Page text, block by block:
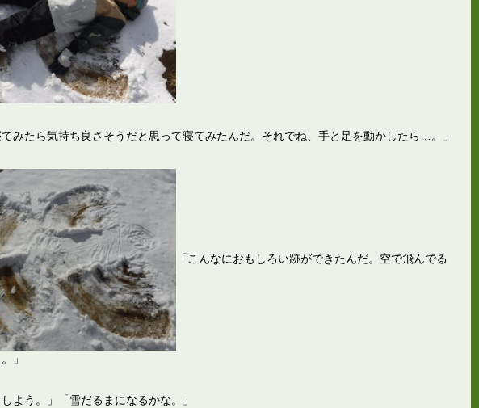
てみたら気持ち良さそうだと思って寝てみたんだ。それでね、手と足を動かしたら…。」
「こんなにおもしろい跡ができたんだ。空で飛んでる
」
しよう。」「雪だるまになるかな。」